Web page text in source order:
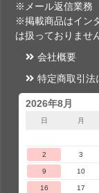
※メール返信業務
※掲載商品はイン
は扱っておりませ
会社概要
特定商取引法
2026年8月
日 月
2 3
9 10
16 17